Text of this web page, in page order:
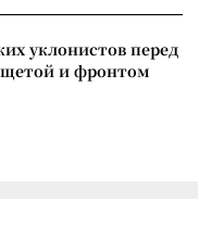
уклонистов перед
и фронтом